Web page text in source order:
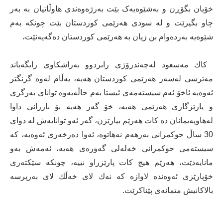
خۆیان بگۆڕن و بەشێوەیەک بێت بەرژەوەندی ھاوڵاتیان بە بەر
چاو بگیرێت و لە سودی ھەرێمی کوردستان بێت چونکە بەم
شێوەیە بەردەوام بن زیان بە ھەرێمی کوردستان دەگەیەنێت،
‎ كاك مەسعود لەچەندرۆژی رابردوو بەراشكاوی رایگەیاند
مەترسی لەسەر هەرێمی كوردستان هەیە، بەڵام لەوە گرنگتر
ئەوەیە ئاخۆ ئەم سیستەمەی ئیستا بەم حاڵەیەوە توانای بەرگری
و پارێزگاری هەرێمی هەیە، خۆ گەر هەیە بۆ بارزانی داوا
لەهاوپەیمانان دە کات هەرێم بپارێزن، گەر ئەو توانایەش لە دوای
30 ساڵ حوكمرانی بەرهەم نەهاتوە، ئەوا دەرخەری ئەوەیە، كە
سیستەمی حوكمرانی خەلەلی گەورەی هەیە، ئەمەش بەو
مانایەدێت، هەرێم هیچ كات پارێزراو نییە، چونكە سێكتەری
خۆپارێزی ئەوەندە لاوازە كە نەك لای خەڵك لای بەرپرسە
بالاكانیش متمانەی پێناكرێت.